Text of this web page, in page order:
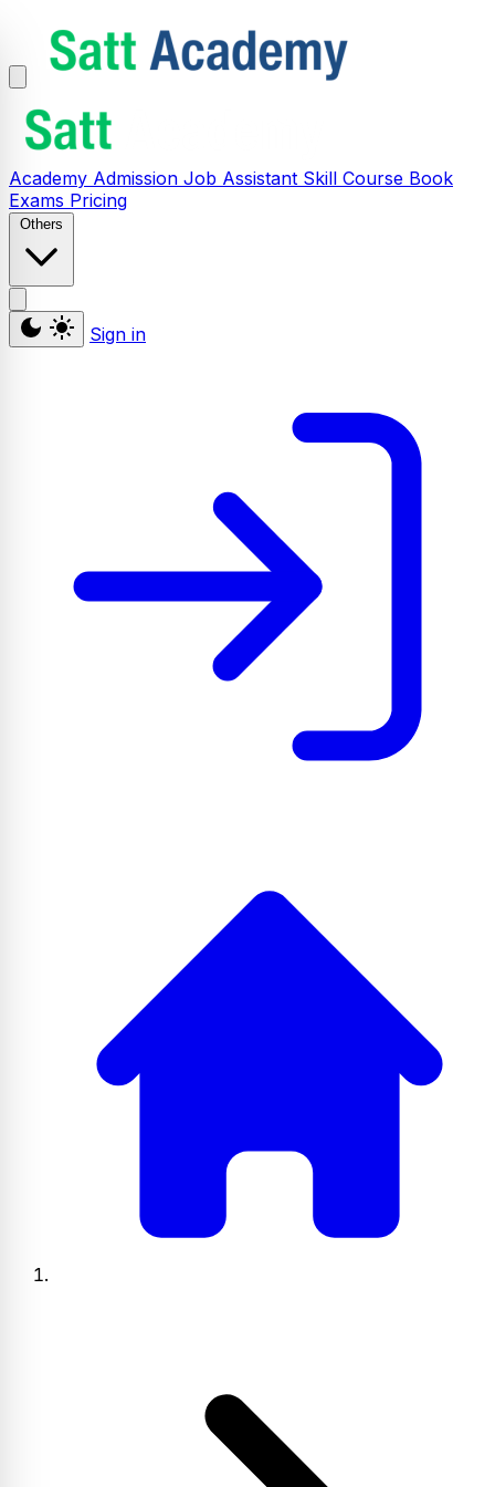
Academy Admission Job Assistant Skill Course Book
Exams Pricing
Others
Sign in